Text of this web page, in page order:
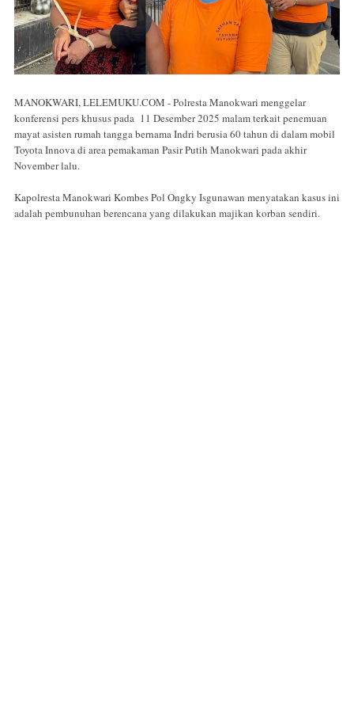
MANOKWARI, LELEMUKU.COM - Polresta Manokwari menggelar
konferensi pers khusus pada 11 Desember 2025 malam terkait penemuan
mayat asisten rumah tangga bernama Indri berusia 60 tahun di dalam mobil
Toyota Innova di area pemakaman Pasir Putih Manokwari pada akhir
November lalu.
Kapolresta Manokwari Kombes Pol Ongky Isgunawan menyatakan kasus ini
adalah pembunuhan berencana yang dilakukan majikan korban sendiri.